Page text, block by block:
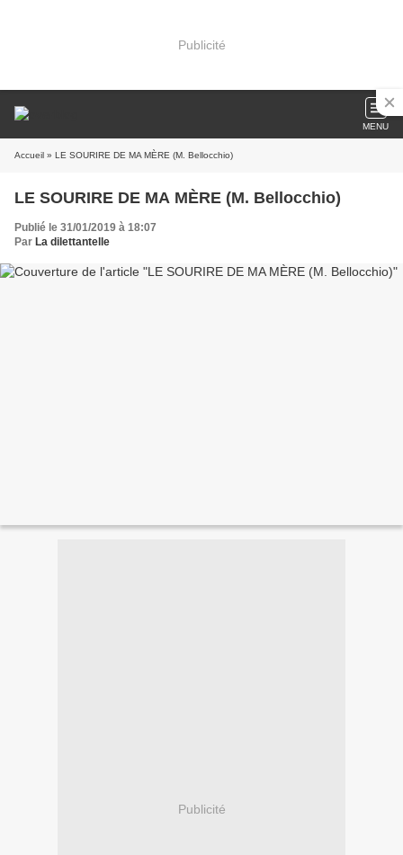
Publicité
MENU
Accueil » LE SOURIRE DE MA MÈRE (M. Bellocchio)
LE SOURIRE DE MA MÈRE (M. Bellocchio)
Publié le 31/01/2019 à 18:07
Par La dilettantelle
Publicité